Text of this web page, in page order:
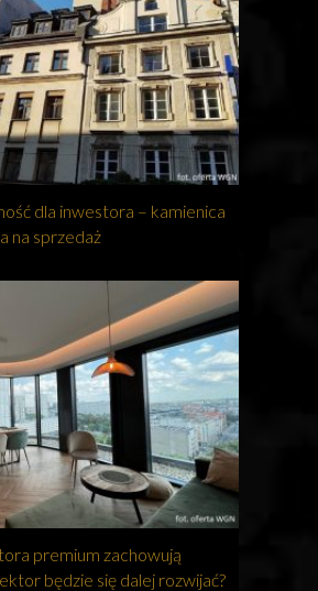
dla inwestora – kamienica
na sprzedaż
premium zachowują
będzie się dalej rozwijać?